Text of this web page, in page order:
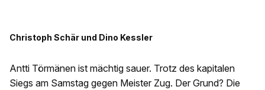
Christoph Schär und Dino Kessler
Antti Törmänen ist mächtig sauer. Trotz des kapitalen
Siegs am Samstag gegen Meister Zug. Der Grund? Die